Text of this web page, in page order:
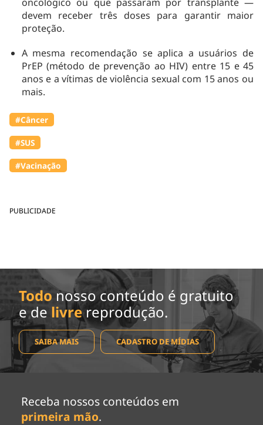
PUBLICIDADE
devem receber três doses para garantir maior
proteção.
A mesma recomendação se aplica a usuários de
PrEP (método de prevenção ao HIV) entre 15 e 45
anos e a vítimas de violência sexual com 15 anos ou
mais.
#Câncer
#SUS
#Vacinação
Todo nosso conteúdo é gratuito
e de livrereprodução.
SAIBA MAIS CADASTRO DE MÍDIAS
Receba nossos conteúdos em
primeira mão.